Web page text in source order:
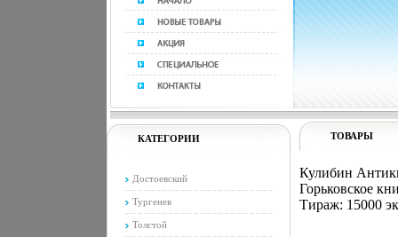
КАТЕГОРИИ
Достоевский
Тургенев
Толстой
ТОВАРЫ
Кулибин
Горьковское
Тираж: 15000